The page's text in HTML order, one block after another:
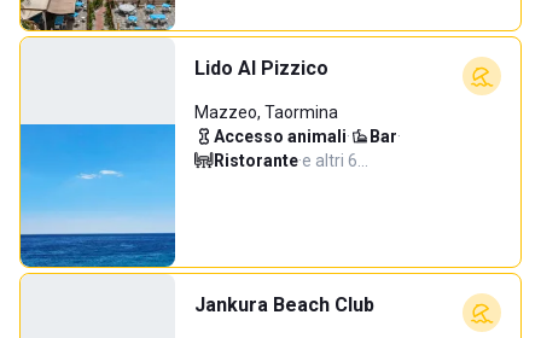
Lido Al Pizzico
Mazzeo, Taormina
Accesso animali· Bar·
Ristorante·e altri 6…
Jankura Beach Club